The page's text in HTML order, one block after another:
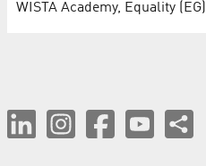
WISTA Academy, Equality (EG)